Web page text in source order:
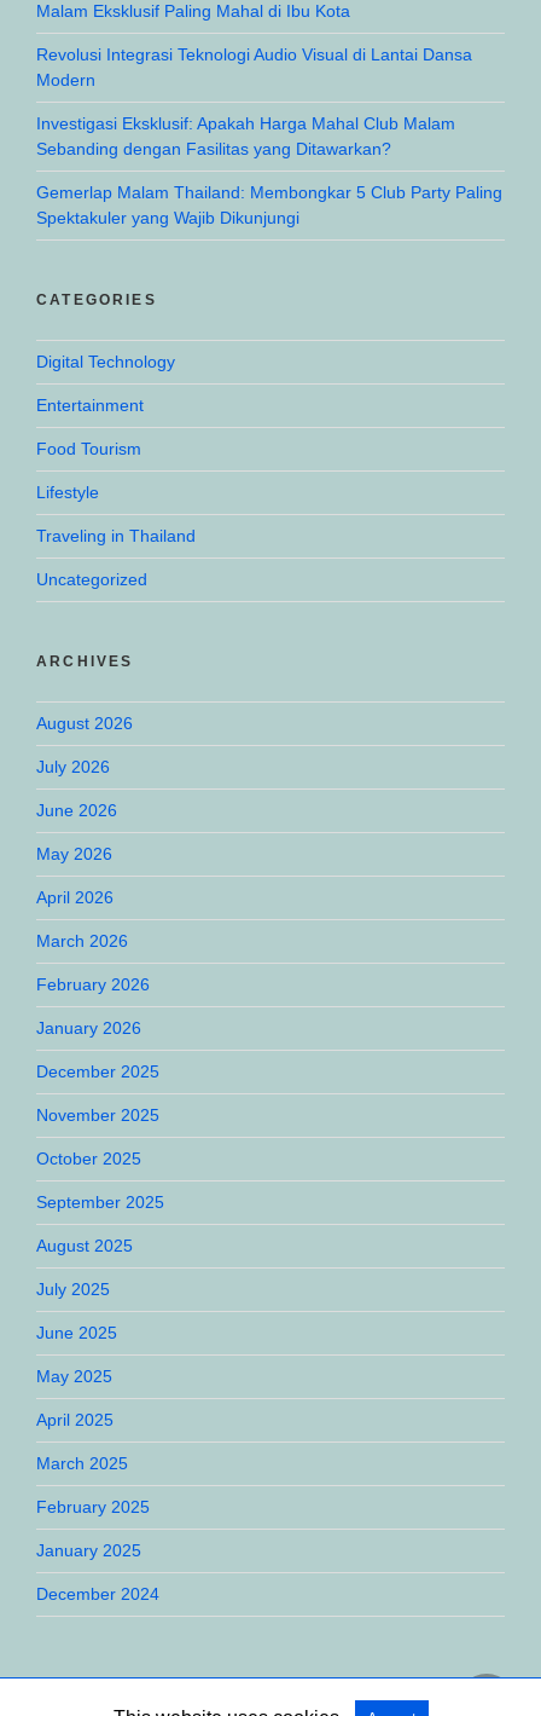
Malam Eksklusif Paling Mahal di Ibu Kota
Revolusi Integrasi Teknologi Audio Visual di Lantai Dansa
Modern
Investigasi Eksklusif: Apakah Harga Mahal Club Malam
Sebanding dengan Fasilitas yang Ditawarkan?
Gemerlap Malam Thailand: Membongkar 5 Club Party Paling
Spektakuler yang Wajib Dikunjungi
CATEGORIES
Digital Technology
Entertainment
Food Tourism
Lifestyle
Traveling in Thailand
Uncategorized
ARCHIVES
August 2026
July 2026
June 2026
May 2026
April 2026
March 2026
February 2026
January 2026
December 2025
November 2025
October 2025
September 2025
August 2025
July 2025
June 2025
May 2025
April 2025
March 2025
February 2025
January 2025
December 2024